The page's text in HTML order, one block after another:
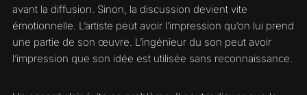
avant la diffusion. Sinon, la discussion devient vite
émotionnelle. L’artiste peut avoir l’impression qu’on lui prend
une partie de son œuvre. L’ingénieur du son peut avoir
l’impression que son idée est utilisée sans reconnaissance.